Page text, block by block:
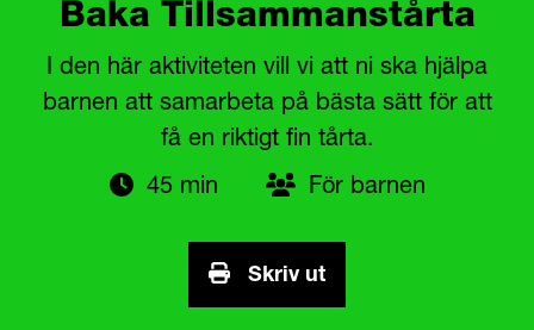
Baka Tillsammanstårta
I den här aktiviteten vill vi att ni ska hjälpa
barnen att samarbeta på bästa sätt för att
få en riktigt fin tårta.
45 min
För barnen
Skriv ut